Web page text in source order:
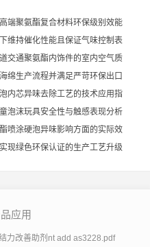
端聚氨酯复合材料环保级别效能
维持催化性能且保证气味控制表
交通聚氨酯内饰件的室内空气质
绵生产流程并满足严苛环保出口
内芯异味去除工艺的技术应用指
泡沫玩具安全性与触感表现分析
喷涂硬泡异味影响方面的实际效
现绿色环保认证的生产工艺升级
应用
力改善助剂nt add as3228.pdf